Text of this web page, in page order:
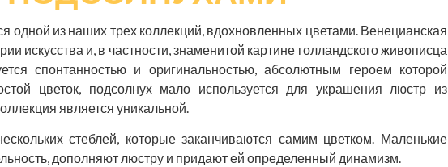
одной из наших трех коллекций, вдохновленных цветами. Венецианская
искусства и, в частности, знаменитой картине голландского живописца
спонтанностью и оригинальностью, абсолютным героем которой
цветок, подсолнух мало используется для украшения люстр из
является уникальной.
стеблей, которые заканчиваются самим цветком. Маленькие
дополняют люстру и придают ей определенный динамизм.